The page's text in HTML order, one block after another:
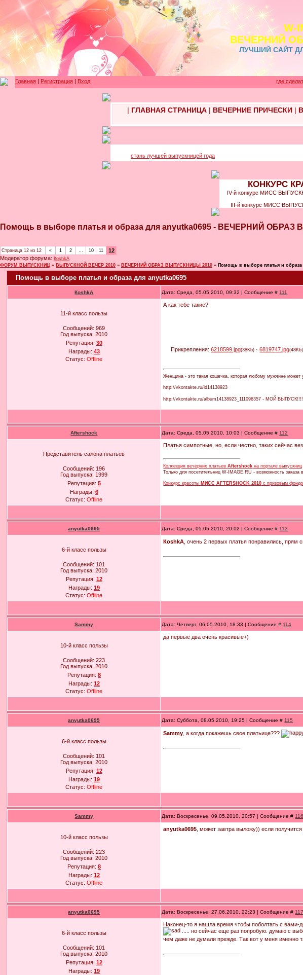
W-
ВЕЧЕРНИЙ
ЛУЧШИЙ САЙТ
Главная | Регистрация | Вход где
| ГЛАВНАЯ СТРАНИЦА| ВЕЧЕРНИЕ ПРИЧЕСКИ|
стань лучшей выпускницей года
КОНКУРС
IV-й конкурс МИСС
III-й конкурс МИСС
Помощь в выборе платья и образа для anyutka0695 - ВЕЧЕРНИЙ
Страница 12 из 12 « 1 2 … 10 11
12
Модератор форума: КoshkA
ФОРУМ ВЫПУСКНИЦ » ВЫПУСКНОЙ ВЕЧЕР 2010 » ВЕЧЕРНИЙ ОБРАЗ ВЫПУСКНИЦЫ 2010 » Помощь в выборе платья и образа
Помощь в выборе платья и образа для anyutka0695
КoshkA Дата: Среда, 05.05.2010, 09:32 | Сообщение #111
11-й класс пользы
Сообщений:969
Год выпуска:2010
Репутация: 30
Награды: 43
Статус:Offline
А как тебе такие?
Прикрепления:6218599.jpg(38Kb) ·6819747.jpg(48Kb)
Женщина - это такая кошечка, которая любому мужчине может
http://vkontakte.ru/id14138923
http://vkontakte.ru/album14138923_111096357 - МОЙ
Aftershock Дата: Среда, 05.05.2010, 10:03 | Сообщение #112
Представитель салона платьев
Сообщений:196
Год выпуска:1999
Репутация: 5
Награды: 6
Статус:Offline
Платья симпотные, но, если честно, таких сейчас
Коллекция вечерних платьевAftershock на портале выпускниц
Только для посетительниц W-IMAGE.RU - возможность заказа
Конкурс красоты МИСС AFTERSHOCK 2010 с призовым
anyutka0695 Дата: Среда, 05.05.2010, 20:02 | Сообщение #113
6-й класс пользы
Сообщений:101
Год выпуска:2010
Репутация: 12
Награды: 19
Статус:Offline
КoshkA , очень 2 первых платья понравились, прям
Sammy Дата: Четверг, 06.05.2010, 18:33 | Сообщение #114
10-й класс пользы
Сообщений:223
Год выпуска:2010
Репутация: 8
Награды: 12
Статус:Offline
да первые два очень красивые+)
anyutka0695 Дата: Суббота, 08.05.2010, 19:25 | Сообщение #115
6-й класс пользы
Сообщений:101
Год выпуска:2010
Репутация: 12
Награды: 19
Статус:Offline
Sammy , а когда покажешь свое платьице???
Sammy Дата: Воскресенье, 09.05.2010, 20:57 | Сообщение #116
10-й класс пользы
Сообщений:223
Год выпуска:2010
Репутация: 8
Награды: 12
Статус:Offline
anyutka0695 , может завтра выложу)) если получится
anyutka0695 Дата: Воскресенье, 27.06.2010, 22:23 | Сообщение #117
6-й класс пользы
Сообщений:101
Год выпуска:2010
Репутация: 12
Награды: 19
Наконец-то я нашла время чтобы поболтать с
..... но сейчас еще раз попробую. думаю с
чем даже не думали прежде. Так вот у меня именно